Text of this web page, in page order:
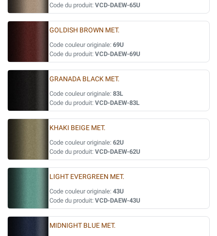
Code du produit: VCD-DAEW-65U
GOLDISH BROWN MET.
Code couleur originale: 69U
Code du produit: VCD-DAEW-69U
GRANADA BLACK MET.
Code couleur originale: 83L
Code du produit: VCD-DAEW-83L
KHAKI BEIGE MET.
Code couleur originale: 62U
Code du produit: VCD-DAEW-62U
LIGHT EVERGREEN MET.
Code couleur originale: 43U
Code du produit: VCD-DAEW-43U
MIDNIGHT BLUE MET.